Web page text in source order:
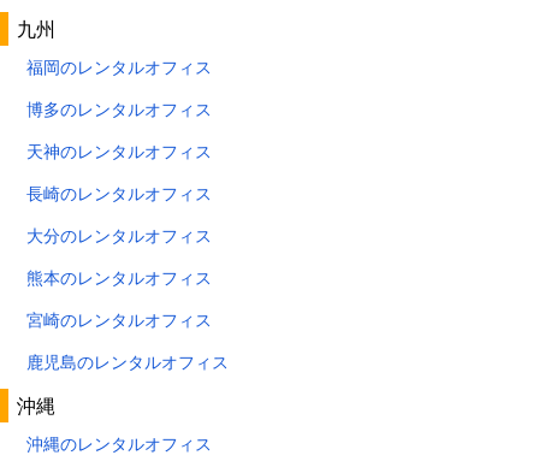
九州
福岡のレンタルオフィス
博多のレンタルオフィス
天神のレンタルオフィス
長崎のレンタルオフィス
大分のレンタルオフィス
熊本のレンタルオフィス
宮崎のレンタルオフィス
鹿児島のレンタルオフィス
沖縄
沖縄のレンタルオフィス